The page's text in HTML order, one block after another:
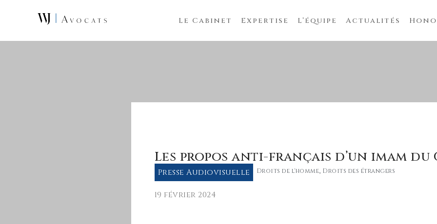
Le Cabinet Expertise L’équipe Actualités
Les propos anti-français d’un imam du
Presse Audiovisuelle Droits de l'homme, Droits des étrangers
19 février 2024